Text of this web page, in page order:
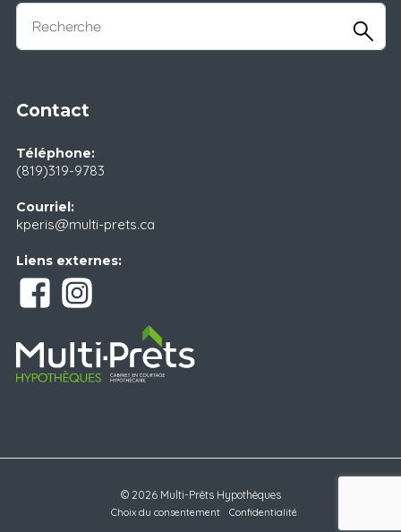
Contact
Téléphone:
(819)319-9783
Courriel:
kperis@multi-prets.ca
Liens externes:
© 2026 Multi-Prêts Hypothèques
Choix du consentement Confidentialité